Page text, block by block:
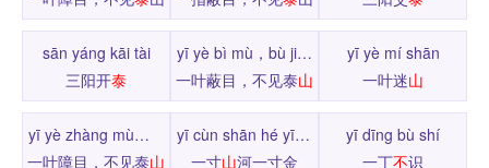
sān yáng kāi tài
三阳开泰
yī yè bì mù，bù jiàn tài shān
一叶蔽目，不见泰山
yī yè mí shān
一叶迷山
yī yè zhàng mù，bù jiàn tài shān
一叶障目，不见泰山
yī cùn shān hé yī cùn jīn
一寸山河一寸金
yī dīng bù shí
一丁不识